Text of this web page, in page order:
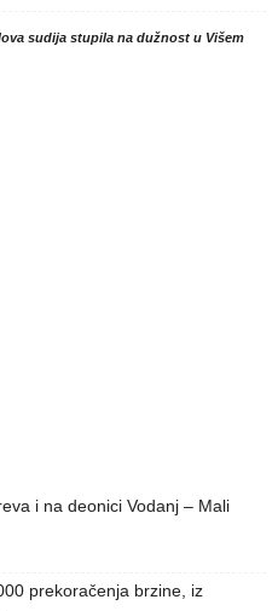
sudija stupila na dužnost u Višem
i na deonici Vodanj – Mali
prekoračenja brzine, iz